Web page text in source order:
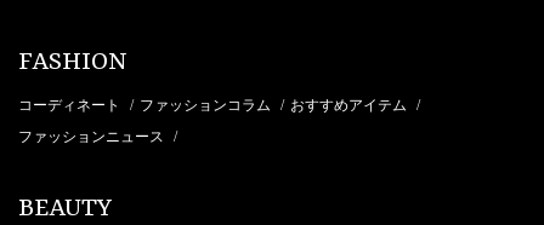
FASHION
コーディネート / ファッションコラム / おすすめアイテム /
ファッションニュース /
BEAUTY